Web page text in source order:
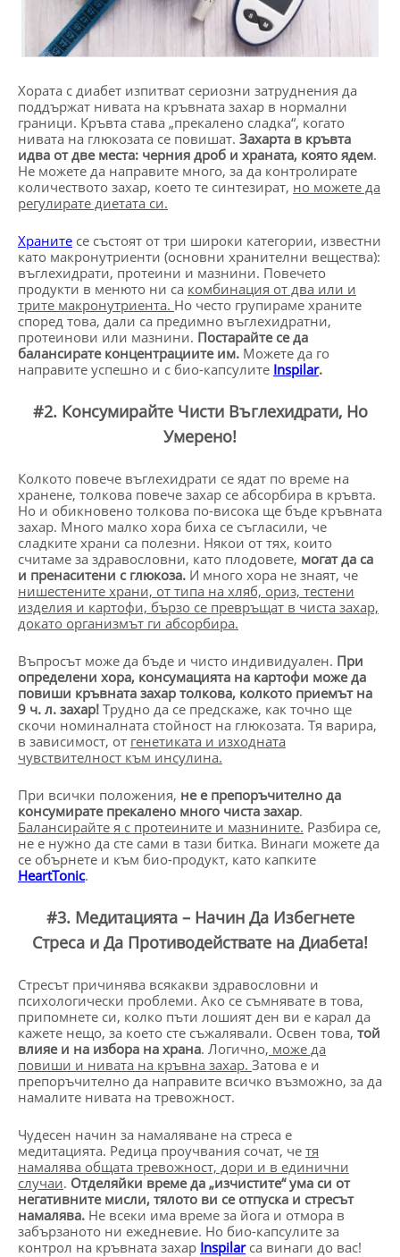
Хората с диабет изпитват сериозни затруднения да
поддържат нивата на кръвната захар в нормални
граници. Кръвта става „прекалено сладка“, когато
нивата на глюкозата се повишат. Захарта в кръвта
идва от две места: черния дроб и храната, която ядем.
Не можете да направите много, за да контролирате
количеството захар, което те синтезират, но можете да
регулирате диетата си.
Храните се състоят от три широки категории, известни
като макронутриенти (основни хранителни вещества):
въглехидрати, протеини и мазнини. Повечето
продукти в менюто ни са комбинация от два или и
трите макронутриента. Но често групираме храните
според това, дали са предимно въглехидратни,
протеинови или мазнини. Постарайте се да
балансирате концентрациите им. Можете да го
направите успешно и с био-капсулите Inspilar.
#2. Консумирайте Чисти Въглехидрати, Но
Умерено!
Колкото повече въглехидрати се ядат по време на
хранене, толкова повече захар се абсорбира в кръвта.
Но и обикновено толкова по-висока ще бъде кръвната
захар. Mного малко хора биха се съгласили, че
сладките храни са полезни. Някои от тях, които
считаме за здравословни, като плодовете, могат да са
и пренаситени с глюкоза. И много хора не знаят, че
нишестените храни, от типа на хляб, ориз, тестени
изделия и картофи, бързо се превръщат в чиста захар,
докато организмът ги абсорбира.
Въпросът може да бъде и чисто индивидуален. При
определени хора, консумацията на картофи може да
повиши кръвната захар толкова, колкото приемът на
9 ч. л. захар! Трудно да се предскаже, как точно ще
скочи номиналната стойност на глюкозата. Тя варира,
в зависимост, от генетиката и изходната
чувствителност към инсулина.
При всички положения, не е препоръчително да
консумирате прекалено много чиста захар.
Балансирайте я с протеините и мазнините. Разбира се,
не е нужно да сте сами в тази битка. Винаги можете да
се обърнете и към био-продукт, като капките
HeartTonic.
#3. Медитацията – Начин Да Избегнете
Стреса и Да Противодействате на Диабета!
Стресът причинява всякакви здравословни и
психологически проблеми. Ако се съмнявате в това,
припомнете си, колко пъти лошият ден ви е карал да
кажете нещо, за което сте съжалявали. Освен това, той
влияе и на избора на храна. Логично, може да
повиши и нивата на кръвна захар. Затова е и
препоръчително да направите всичко възможно, за да
намалите нивата на тревожност.
Чудесен начин за намаляване на стреса е
медитацията. Редица проучвания сочат, че тя
намалява общата тревожност, дори и в единични
случаи. Отделяйки време да „изчистите“ ума си от
негативните мисли, тялото ви се отпуска и стресът
намалява. Не всеки има време за йога и отмора в
забързаното ни ежедневие. Но био-капсулите за
контрол на кръвната захар Inspilar са винаги до вас!